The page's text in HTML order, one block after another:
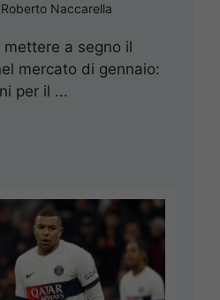
Roberto Naccarella
a segno il
mercato di gennaio:
per il ...